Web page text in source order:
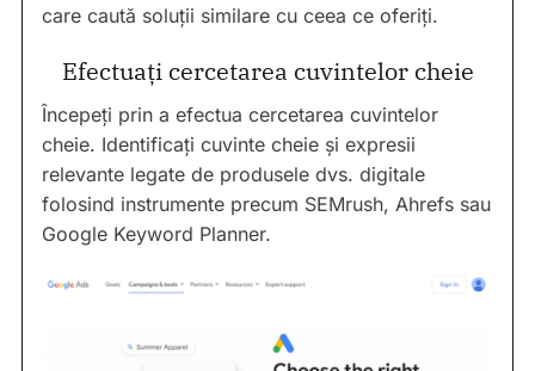
care caută soluții similare cu ceea ce oferiți.
Efectuați cercetarea cuvintelor cheie
Începeți prin a efectua cercetarea cuvintelor
cheie. Identificați cuvinte cheie și expresii
relevante legate de produsele dvs. digitale
folosind instrumente precum SEMrush, Ahrefs sau
Google Keyword Planner.